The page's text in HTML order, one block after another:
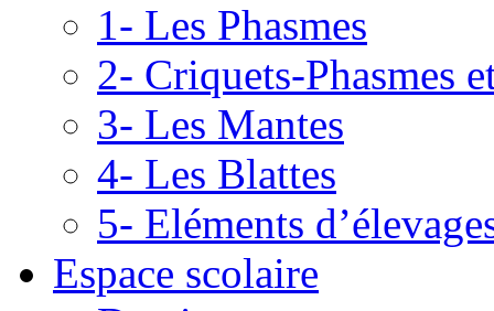
1- Les Phasmes
2- Criquets-Phasmes
3- Les Mantes
4- Les Blattes
5- Eléments
Espace scolaire